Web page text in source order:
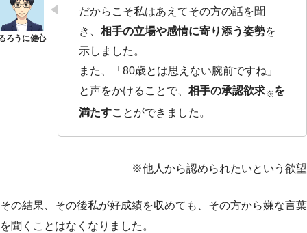
だからこそ私はあえてその方の話を聞
き、 相手の立場や感情に寄り添う姿勢を
示しました。
また、「80歳とは思えない腕前ですね」
と声をかけることで、 相手の承認欲求※ を
満たすことができました。
※他人から認められたいという欲望
その結果、その後私が好成績を収めても、その方から嫌な言葉
を聞くことはなくなりました。